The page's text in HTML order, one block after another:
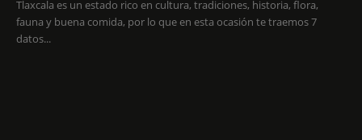
Tlaxcala es un estado rico en cultura, tradiciones, historia, flora,
fauna y buena comida, por lo que en esta ocasión te traemos 7
datos...